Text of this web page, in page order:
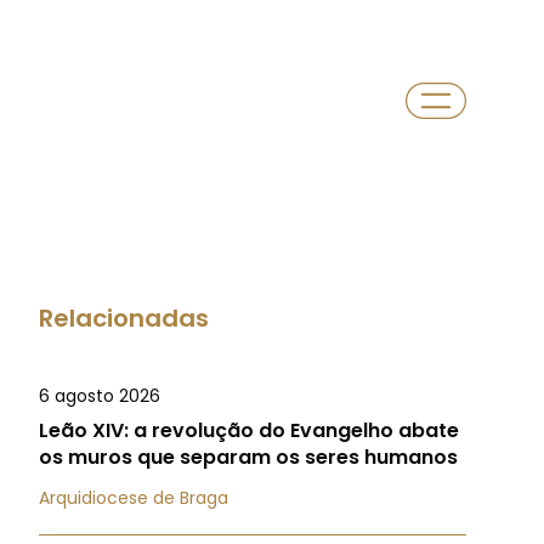
Relacionadas
6 agosto 2026
Leão XIV: a revolução do Evangelho abate
os muros que separam os seres humanos
Arquidiocese de Braga